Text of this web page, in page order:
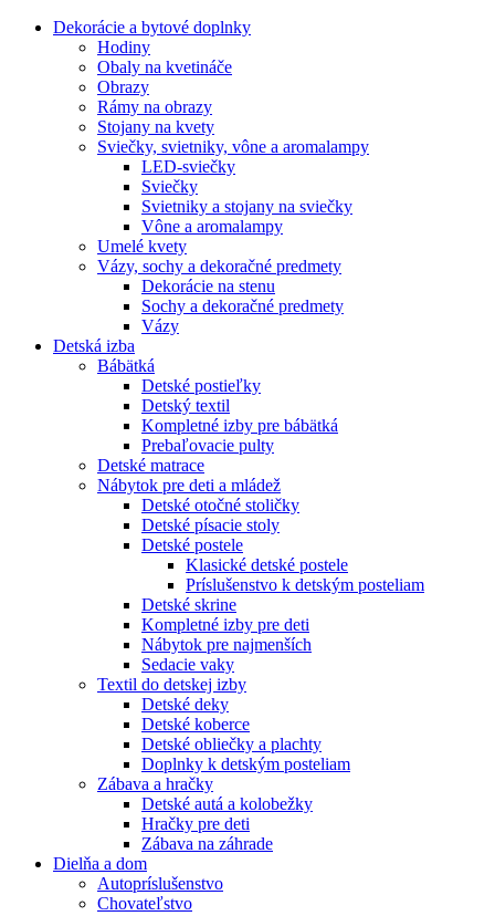
Dekorácie a bytové doplnky
Hodiny
Obaly na kvetináče
Obrazy
Rámy na obrazy
Stojany na kvety
Sviečky, svietniky, vône a aromalampy
LED-sviečky
Sviečky
Svietniky a stojany na sviečky
Vône a aromalampy
Umelé kvety
Vázy, sochy a dekoračné predmety
Dekorácie na stenu
Sochy a dekoračné predmety
Vázy
Detská izba
Bábätká
Detské postieľky
Detský textil
Kompletné izby pre bábätká
Prebaľovacie pulty
Detské matrace
Nábytok pre deti a mládež
Detské otočné stoličky
Detské písacie stoly
Detské postele
Klasické detské postele
Príslušenstvo k detským posteliam
Detské skrine
Kompletné izby pre deti
Nábytok pre najmenších
Sedacie vaky
Textil do detskej izby
Detské deky
Detské koberce
Detské obliečky a plachty
Doplnky k detským posteliam
Zábava a hračky
Detské autá a kolobežky
Hračky pre deti
Zábava na záhrade
Dielňa a dom
Autopríslušenstvo
Chovateľstvo